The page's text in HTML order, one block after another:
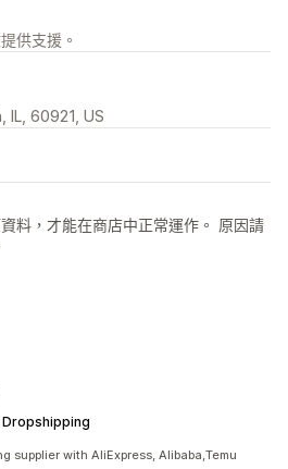
供支援。
IL, 60921, US
料，才能在商店中正常運作。 原因請
Dropshipping
supplier with AliExpress, Alibaba,Temu